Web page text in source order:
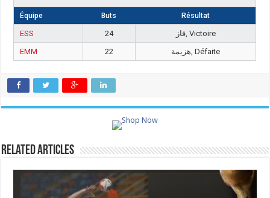
Équipe Buts Résultat
ESS 24
فاز, Victoire
EMM
22 هزيمة, Défaite
Related Articles